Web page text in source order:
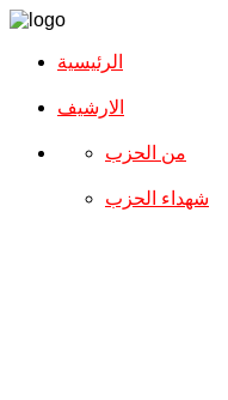
الرئيسية
الارشیف
من الحزب
شهداء الحزب